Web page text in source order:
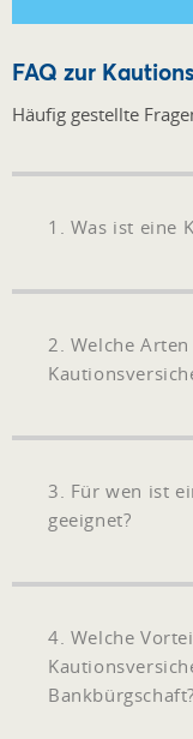
FAQ zur
Häufig gestellte
1. Was ist eine
2. Welche
3. Für wen ist
geeignet?
4. Welche
Bankbürgschaft?